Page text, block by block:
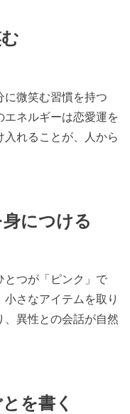
に微笑む習慣を持つ
エネルギーは恋愛運を
れることが、人から
につける
とつが「ピンク」で
さなアイテムを取り
、異性との会話が自然
を書く